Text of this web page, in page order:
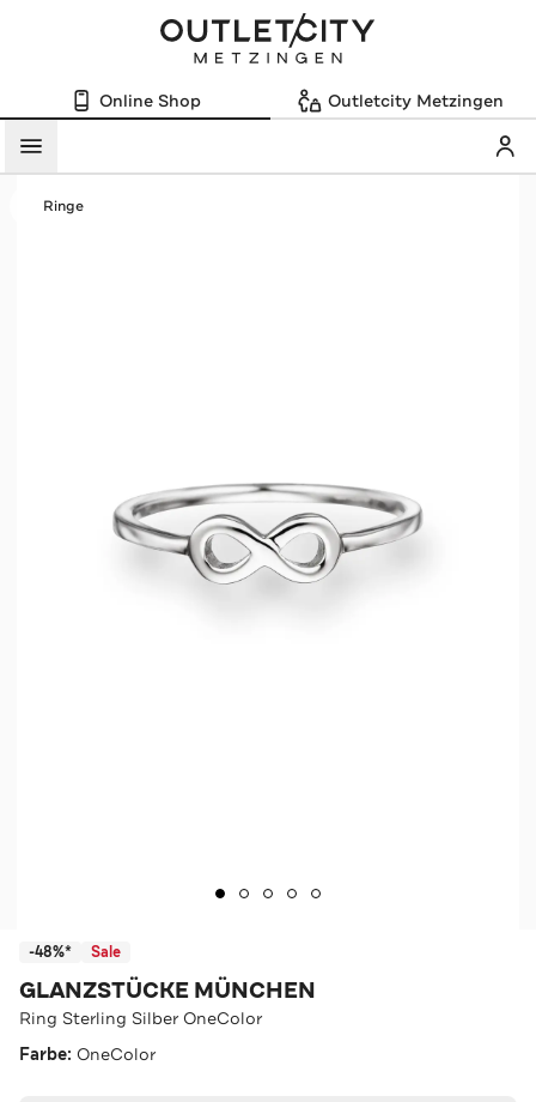
Online Shop Outletcity Metzingen
Menü
Ringe
-48%* Sale
GLANZSTÜCKE MÜNCHEN
Ring Sterling Silber OneColor
Farbe: OneColor